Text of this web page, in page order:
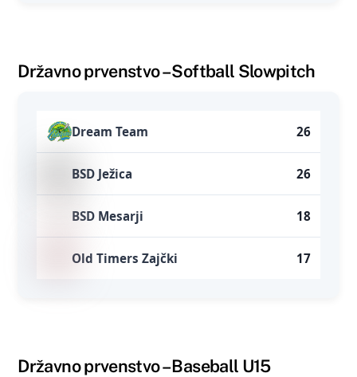
Državno prvenstvo – Softball Slowpitch
Dream Team 26
BSD Ježica 26
BSD Mesarji 18
Old Timers Zajčki 17
Državno prvenstvo – Baseball U15